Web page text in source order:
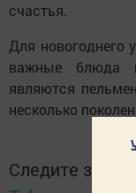
счастья.
Для новогоднего
важные блюда
являются
несколько
Следите за